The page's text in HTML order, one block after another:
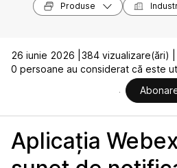
Produse
26 iunie 2026 | 384 vizualizare(ări) |
0 persoane au considerat că este
Aplicația